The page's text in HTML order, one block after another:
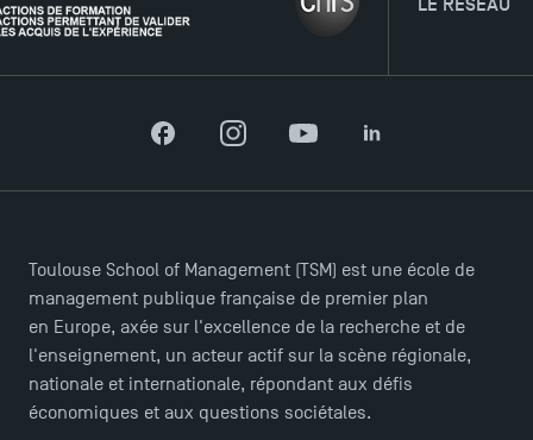
LE RÉSEAU
FacebookInstagramYouTubeLinkedIn
Toulouse School of Management (TSM) est une école de
management publique française de premier plan
en Europe, axée sur l'excellence de la recherche et de
l'enseignement, un acteur actif sur la scène régionale,
nationale et internationale, répondant aux défis
économiques et aux questions sociétales.